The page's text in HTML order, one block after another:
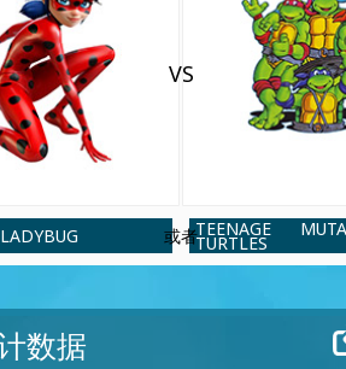
LADYBUG
VS
或者TEENAGE
TURTLES